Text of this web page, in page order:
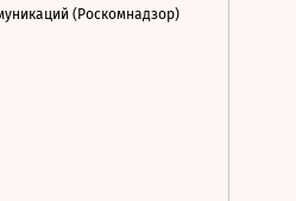
(Роскомнадзор)